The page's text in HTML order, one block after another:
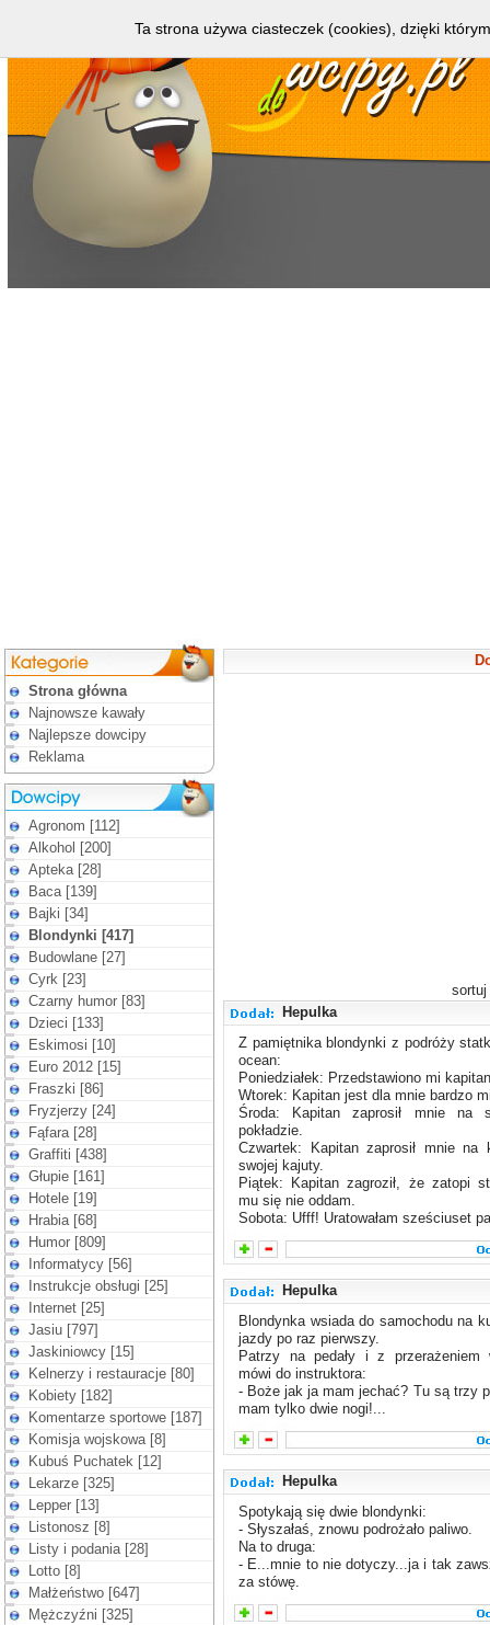
Strona główna
Najnowsze kawały
Najlepsze dowcipy
Reklama
Agronom [112]
Alkohol [200]
Apteka [28]
Baca [139]
Bajki [34]
Blondynki [417]
Budowlane [27]
Cyrk [23]
Czarny humor [83]
Dzieci [133]
Eskimosi [10]
Euro 2012 [15]
Fraszki [86]
Fryzjerzy [24]
Fąfara [28]
Graffiti [438]
Głupie [161]
Hotele [19]
Hrabia [68]
Humor [809]
Informatycy [56]
Instrukcje obsługi [25]
Internet [25]
Jasiu [797]
Jaskiniowcy [15]
Kelnerzy i restauracje [80]
Kobiety [182]
Komentarze sportowe [187]
Komisja wojskowa [8]
Kubuś Puchatek [12]
Lekarze [325]
Lepper [13]
Listonosz [8]
Listy i podania [28]
Lotto [8]
Małżeństwo [647]
Mężczyźni [325]
Hepulka
Z pamiętnika blondynki z podróży
ocean:
Poniedziałek: Przedstawiono mi
Wtorek: Kapitan jest dla mnie bardzo
Środa: Kapitan zaprosił mnie na
pokładzie.
Czwartek: Kapitan zaprosił mnie na
swojej kajuty.
Piątek: Kapitan zagroził, że zatopi
mu się nie oddam.
Sobota: Ufff! Uratowałam sześciuset
Hepulka
Blondynka wsiada do samochodu na
jazdy po raz pierwszy.
Patrzy na pedały i z przerażeniem
mówi do instruktora:
- Boże jak ja mam jechać? Tu są trzy
mam tylko dwie nogi!...
Hepulka
Spotykają się dwie blondynki:
- Słyszałaś, znowu podrożało paliwo.
Na to druga:
- E...mnie to nie dotyczy...ja i tak
za stówę.
Ta strona używa ciasteczek (cookies), dzięki